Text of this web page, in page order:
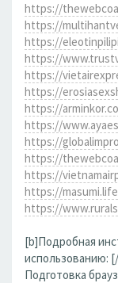
https://
https://
https://
https://
https://
https://
https://
https://
https://
https://
https://
https://masumi.life
https://
[b]Подробная
использованию:
Подготовка